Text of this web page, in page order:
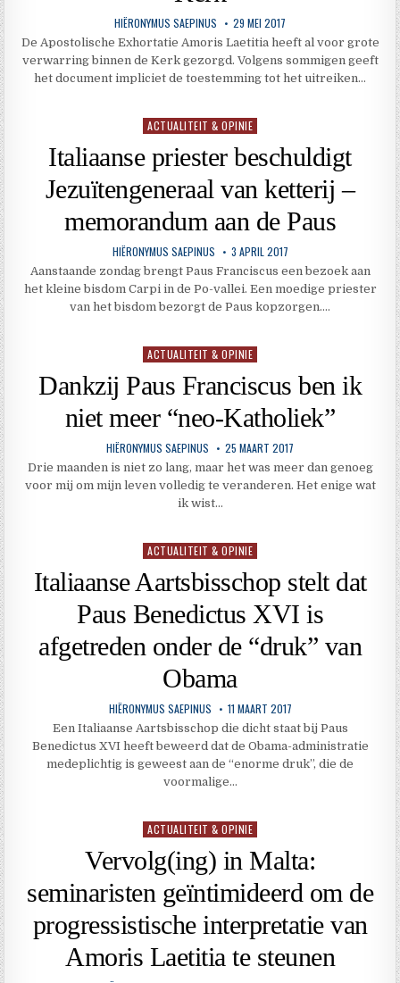
HIËRONYMUS SAEPINUS 29 MEI 2017
De Apostolische Exhortatie Amoris Laetitia heeft al voor grote
verwarring binnen de Kerk gezorgd. Volgens sommigen geeft
het document impliciet de toestemming tot het uitreiken…
Geplaatst
ACTUALITEIT & OPINIE
Italiaanse priester beschuldigt
Jezuïtengeneraal van ketterij –
memorandum aan de Paus
HIËRONYMUS SAEPINUS 3 APRIL 2017
Aanstaande zondag brengt Paus Franciscus een bezoek aan
het kleine bisdom Carpi in de Po-vallei. Een moedige priester
van het bisdom bezorgt de Paus kopzorgen….
Geplaatst
ACTUALITEIT & OPINIE
Dankzij Paus Franciscus ben ik
niet meer “neo-Katholiek”
HIËRONYMUS SAEPINUS 25 MAART 2017
Drie maanden is niet zo lang, maar het was meer dan genoeg
voor mij om mijn leven volledig te veranderen. Het enige wat
ik wist…
Geplaatst
ACTUALITEIT & OPINIE
Italiaanse Aartsbisschop stelt dat
Paus Benedictus XVI is
afgetreden onder de “druk” van
Obama
HIËRONYMUS SAEPINUS 11 MAART 2017
Een Italiaanse Aartsbisschop die dicht staat bij Paus
Benedictus XVI heeft beweerd dat de Obama-administratie
medeplichtig is geweest aan de “enorme druk”, die de
voormalige…
Geplaatst
ACTUALITEIT & OPINIE
Vervolg(ing) in Malta:
seminaristen geïntimideerd om de
progressistische interpretatie van
Amoris Laetitia te steunen